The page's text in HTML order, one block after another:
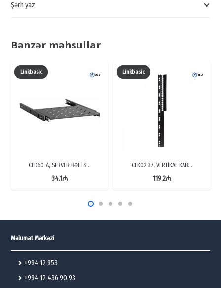
QİYMƏTİ
Şərh yaz
Bənzər məhsullar
Linkbasic
CFD60-A, SERVER RƏFİ S…
34.1₼
Linkbasic
CFK02-37, VERTİKAL KAB…
119.2₼
Məlumat Mərkəzi
+994 12 953
+994 12 436 90 93